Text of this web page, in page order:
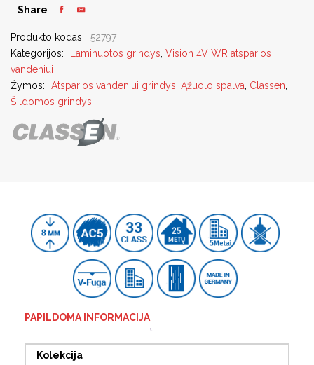
Share
Produkto kodas:
52797
Kategorijos:
Laminuotos grindys Vision 4V WR atsparios
vandeniui
Žymos:
Atsparios vandeniui grindys Ąžuolo spalva Classen
Šildomos grindys
PAPILDOMA INFORMACIJA
Kolekcija